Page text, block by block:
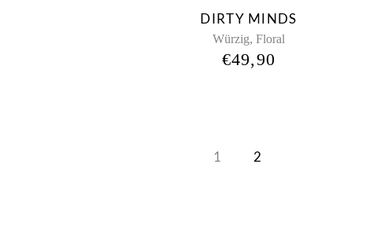
DIRTY MINDS
Würzig, Floral
€49,90
1 2